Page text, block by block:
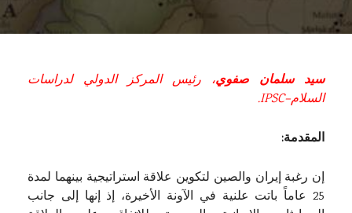
سيد سلمان صفوي، رئيس المركز الدولي لدراسات
السلام–IPSC.
المقدمة:
إن رغبة إيران والصين لتكوين علاقة استراتيجية بينهما لمدة
25 عاماً باتت علنية في الآونة الأخيرة، إذ إنها إلى جانب